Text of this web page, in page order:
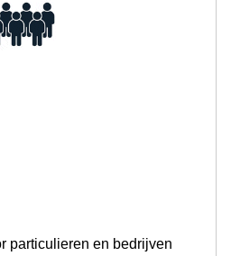
particulieren en bedrijven